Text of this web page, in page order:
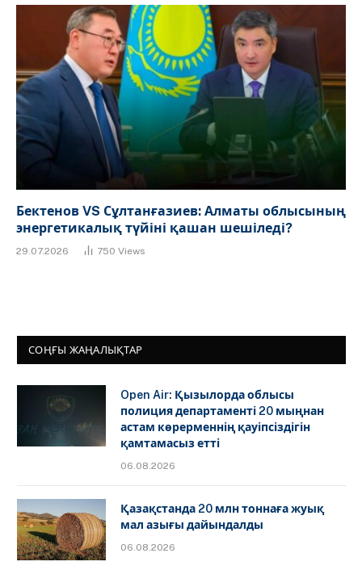
Бектенов VS Сұлтанғазиев: Алматы облысының
энергетикалық түйіні қашан шешіледі?
29.07.2026 750 Views
СОҢҒЫ ЖАҢАЛЫҚТАР
Open Air: Қызылорда облысы
полиция департаменті 20 мыңнан
астам көрерменнің қауіпсіздігін
қамтамасыз етті
06.08.2026
Қазақстанда 20 млн тоннаға жуық
мал азығы дайындалды
06.08.2026